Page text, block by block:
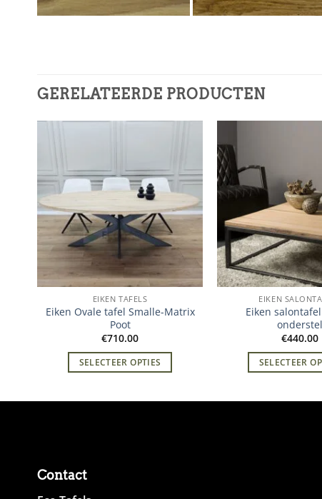
GERELATEERDE PRODUCTEN
EIKEN TAFELS
Eiken Ovale tafel Smalle-Matrix
Poot
€710.00
SELECTEER OPTIES
EIKEN
Eiken
onderstel
€440.00
SELECTEER
Contact